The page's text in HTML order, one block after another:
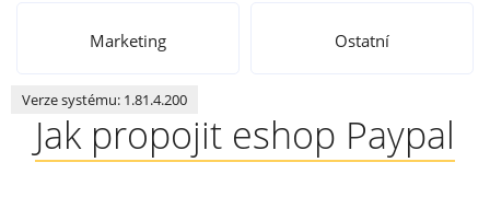
Kontakt
Marketing Ostatní
Verze systému: 1.81.4.200
Jak propojit eshop Paypal